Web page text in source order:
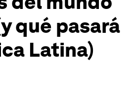
qué pasará
Latina)